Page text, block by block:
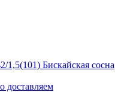
1,5(101) Бискайская сосна
доставляем